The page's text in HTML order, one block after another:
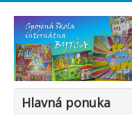
Hlavná ponuka